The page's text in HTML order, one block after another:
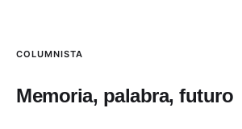
COLUMNISTA
Memoria, palabra, futuro